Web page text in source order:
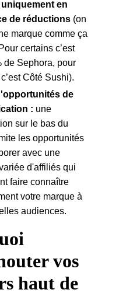
en
de réductions (on
marque comme ça
certains c’est
de Sephora, pour
Côté Sushi).
de
: une
sur le bas du
les opportunités
avec une
d'affiliés qui
faire connaître
votre marque à
audiences.
vos
haut de